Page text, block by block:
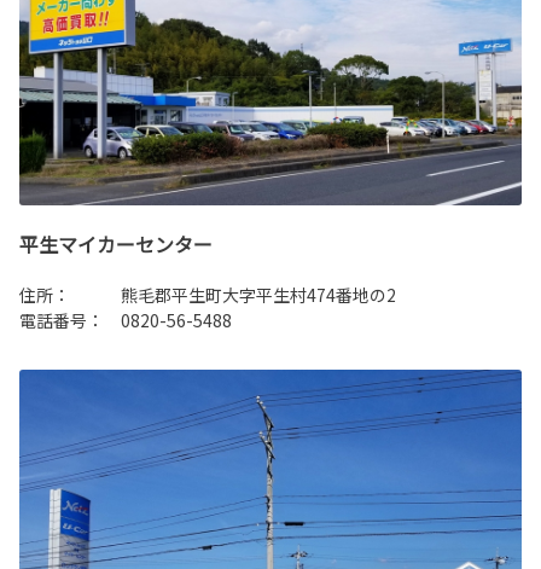
平生マイカーセンター
住所： 熊毛郡平生町大字平生村474番地の2
電話番号： 0820-56-5488